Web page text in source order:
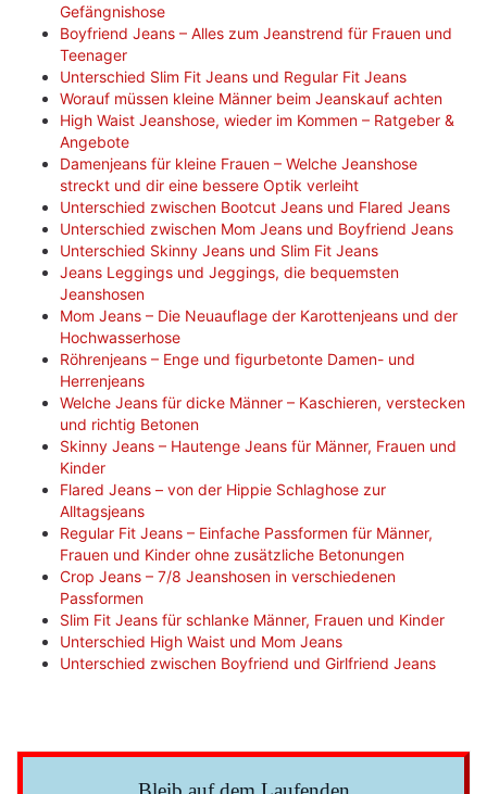
Gefängnishose
Boyfriend Jeans – Alles zum Jeanstrend für Frauen und
Teenager
Unterschied Slim Fit Jeans und Regular Fit Jeans
Worauf müssen kleine Männer beim Jeanskauf achten
High Waist Jeanshose, wieder im Kommen – Ratgeber &
Angebote
Damenjeans für kleine Frauen – Welche Jeanshose
streckt und dir eine bessere Optik verleiht
Unterschied zwischen Bootcut Jeans und Flared Jeans
Unterschied zwischen Mom Jeans und Boyfriend Jeans
Unterschied Skinny Jeans und Slim Fit Jeans
Jeans Leggings und Jeggings, die bequemsten
Jeanshosen
Mom Jeans – Die Neuauflage der Karottenjeans und der
Hochwasserhose
Röhrenjeans – Enge und figurbetonte Damen- und
Herrenjeans
Welche Jeans für dicke Männer – Kaschieren, verstecken
und richtig Betonen
Skinny Jeans – Hautenge Jeans für Männer, Frauen und
Kinder
Flared Jeans – von der Hippie Schlaghose zur
Alltagsjeans
Regular Fit Jeans – Einfache Passformen für Männer,
Frauen und Kinder ohne zusätzliche Betonungen
Crop Jeans – 7/8 Jeanshosen in verschiedenen
Passformen
Slim Fit Jeans für schlanke Männer, Frauen und Kinder
Unterschied High Waist und Mom Jeans
Unterschied zwischen Boyfriend und Girlfriend Jeans